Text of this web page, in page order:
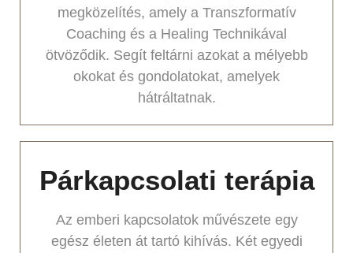
megközelítés, amely a Transzformatív
Coaching és a Healing Technikával
ötvöződik. Segít feltárni azokat a mélyebb
okokat és gondolatokat, amelyek
hátráltatnak.
Párkapcsolati terápia
Az emberi kapcsolatok művészete egy
egész életen át tartó kihívás. Két egyedi